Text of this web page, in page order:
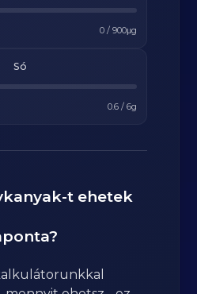
0/ 900μg
Só
0.6/ 6g
-t ehetek